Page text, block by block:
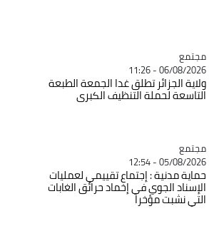
Catégorie
مجتمع
06/08/2026 - 11:26
ولاية الجزائر تطلق غدا الجمعة الطبعة
التاسعة لحملة التنظيف الكبرى
Catégorie
مجتمع
05/08/2026 - 12:54
حماية مدنية : إجتماع تقييمي لعمليات
الإسناد الجوي في إخماد حرائق الغابات
التي نشبت مؤخرا